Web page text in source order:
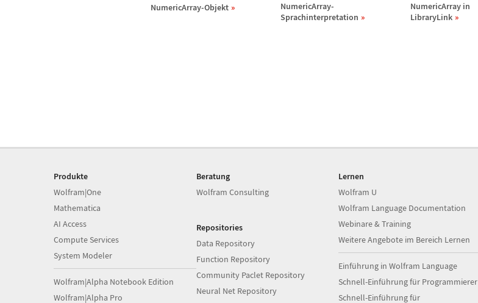
NumericArray-Objekt
NumericArray-
Sprachinterpretation
NumericArray in
LibraryLink
Produkte
Wolfram|One
Mathematica
AI Access
Compute Services
System Modeler
Wolfram|Alpha Notebook Edition
Wolfram|Alpha Pro
Beratung
Wolfram Consulting
Repositories
Data Repository
Function Repository
Community Paclet Repository
Neural Net Repository
Lernen
Wolfram U
Wolfram Language Documentation
Webinare & Training
Weitere Angebote im Bereich Lernen
Einführung in Wolfram Language
Schnell-Einführung für Programmierer
Schnell-Einführung für